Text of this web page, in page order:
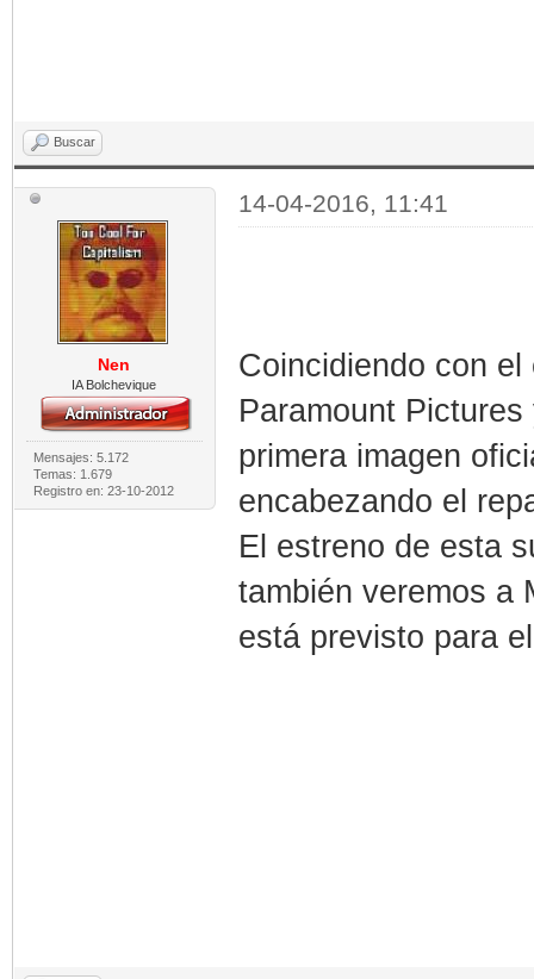
Buscar
Nen
IA Bolchevique
Mensajes: 5.172
Temas: 1.679
Registro en: 23-10-2012
14-04-2016, 11:41
Coincidiendo con
Paramount
primera imagen
encabezando el
El estreno de esta
también veremos a
está previsto para